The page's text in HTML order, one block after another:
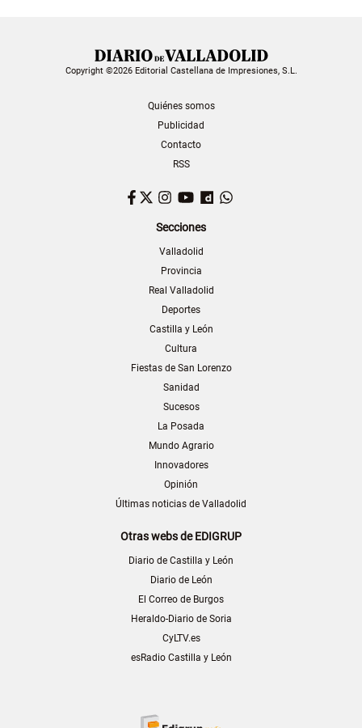
Copyright ©2026 Editorial Castellana de Impresiones, S.L.
Quiénes somos
Publicidad
Contacto
RSS
Facebook
TwitterInstagram
YouTubeDailymotion
Secciones
Valladolid
Provincia
Real Valladolid
Deportes
Castilla y León
Cultura
Fiestas de San Lorenzo
Sanidad
Sucesos
La Posada
Mundo Agrario
Innovadores
Opinión
Últimas noticias de Valladolid
Otras webs de EDIGRUP
Diario de Castilla y León
Diario de León
El Correo de Burgos
Heraldo-Diario de Soria
CyLTV.es
esRadio Castilla y León